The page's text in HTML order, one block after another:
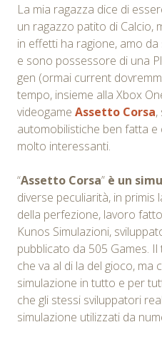
La mia ragazza dice di
un ragazzo patito di Calcio,
in effetti ha ragione, amo
e sono possessore di una
gen (ormai current
tempo, insieme alla Xbox
videogame Assetto Corsa,
automobilistiche ben fatta
molto interessanti.
“Assetto Corsa” è un
diverse peculiarità, in primis
della perfezione, lavoro
Kunos Simulazioni,
pubblicato da 505 Games.
che va al di la del gioco, ma
simulazione in tutto e per
che gli stessi sviluppatori
simulazione utilizzati da